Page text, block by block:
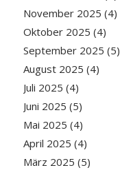
November 2025 (4)
Oktober 2025 (4)
September 2025 (5)
August 2025 (4)
Juli 2025 (4)
Juni 2025 (5)
Mai 2025 (4)
April 2025 (4)
März 2025 (5)